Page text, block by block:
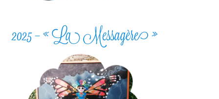
2025 – « La Messagère »